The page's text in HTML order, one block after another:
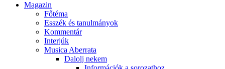
Magazin
Főtéma
Esszék és tanulmányok
Kommentár
Interjúk
Musica Aberrata
Dalolj nekem